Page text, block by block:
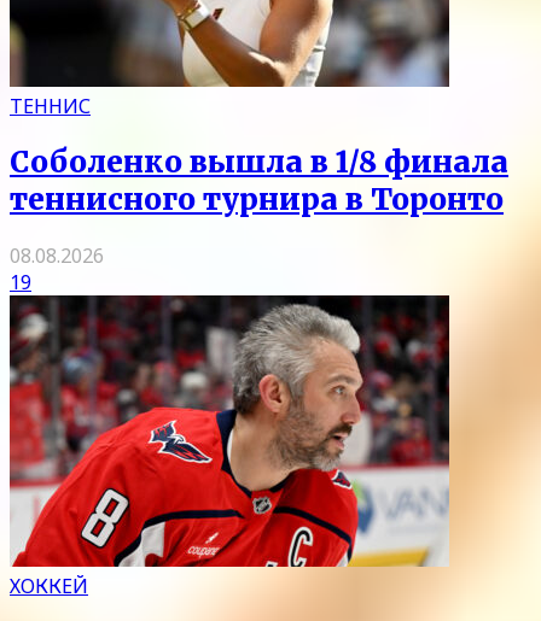
ТЕННИС
Соболенко вышла в 1/8 финала
теннисного турнира в Торонто
08.08.2026
19
ХОККЕЙ